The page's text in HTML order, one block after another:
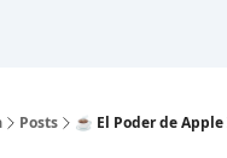
Posts ☕ El Poder de